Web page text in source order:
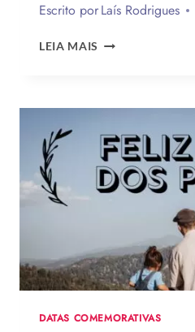
Escrito porLaís Rodrigues
LEIA MAIS OS
ZENDAYA
TURNÊ
DE
DIVULGAÇÃO
DE
UM
NOVO
DIA
DATAS COMEMORATIVAS